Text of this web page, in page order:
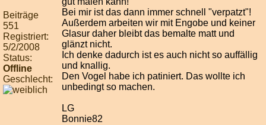
Beiträge
551
Registriert:
5/2/2008
Status:
Offline
Geschlecht:
Bei mir ist das dann immer schnell "verpatzt"!
Außerdem arbeiten wir mit Engobe und keiner
Glasur daher bleibt das bemalte matt und
glänzt nicht.
Ich denke dadurch ist es auch nicht so auffällig
und knallig.
Den Vogel habe ich patiniert. Das wollte ich
unbedingt so machen.
LG
Bonnie82